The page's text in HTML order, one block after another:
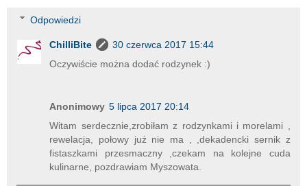
Odpowiedzi
ChilliBite
30 czerwca 2017 15:44
Oczywiście można dodać rodzynek :)
Anonimowy 5 lipca 2017 20:14
Witam serdecznie,zrobiłam z rodzynkami i morelami ,
rewelacja, połowy już nie ma , ,dekadencki sernik z
fistaszkami przesmaczny ,czekam na kolejne cuda
kulinarne, pozdrawiam Myszowata.